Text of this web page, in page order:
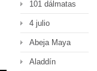
101 dálmatas
4 julio
Abeja Maya
Aladdín